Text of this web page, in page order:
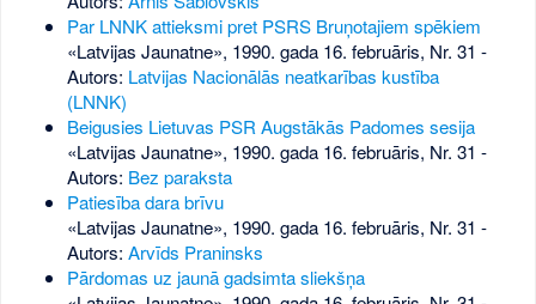
Par LNNK attieksmi pret PSRS Bruņotajiem spēkiem
«Latvijas Jaunatne», 1990. gada 16. februāris, Nr. 31 -
Autors: Latvijas Nacionālās neatkarības kustība
(LNNK)
Beigusies Lietuvas PSR Augstākās Padomes sesija
«Latvijas Jaunatne», 1990. gada 16. februāris, Nr. 31 -
Autors: Bez paraksta
Patiesība dara brīvu
«Latvijas Jaunatne», 1990. gada 16. februāris, Nr. 31 -
Autors: Arvīds Praninsks
Pārdomas uz jaunā gadsimta sliekšņa